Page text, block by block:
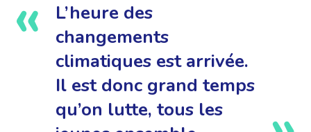
L’heure des
changements
climatiques est arrivée.
Il est donc grand temps
qu’on lutte, tous les